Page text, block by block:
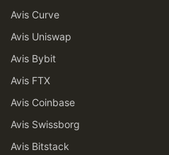
Avis Curve
Avis Uniswap
Avis Bybit
Avis FTX
Avis Coinbase
Avis Swissborg
Avis Bitstack